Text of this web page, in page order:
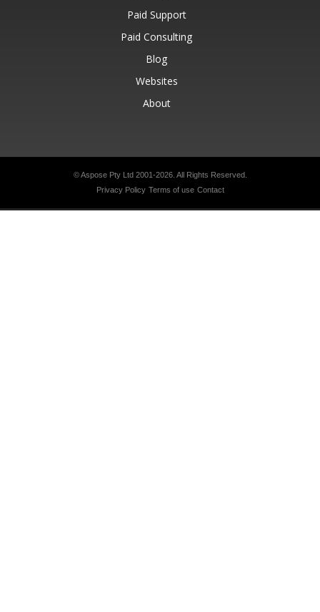
Paid Support
Paid Consulting
Blog
Websites
About
© Aspose Pty Ltd 2001-2026. All Rights Reserved.
Privacy Policy Terms of use Contact